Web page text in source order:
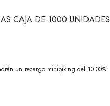
CAJA DE 1000 UNIDADES
un recargo minipiking del 10.00%